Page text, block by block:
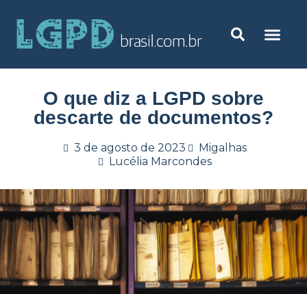
O que diz a LGPD sobre
descarte de documentos?
3 de agosto de 2023
Migalhas
Lucélia Marcondes